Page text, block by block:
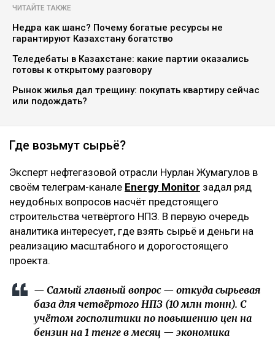
ЧИТАЙТЕ ТАКЖЕ
Недра как шанс? Почему богатые ресурсы не
гарантируют Казахстану богатство
Теледебаты в Казахстане: какие партии оказались
готовы к открытому разговору
Рынок жилья дал трещину: покупать квартиру сейчас
или подождать?
Где возьмут сырьё?
Эксперт нефтегазовой отрасли Нурлан Жумагулов в
своём телеграм-канале Energy Monitor задал ряд
неудобных вопросов насчёт предстоящего
строительства четвёртого НПЗ. В первую очередь
аналитика интересует, где взять сырьё и деньги на
реализацию масштабного и дорогостоящего
проекта.
— Самый главный вопрос — откуда сырьевая
база для четвёртого НПЗ (10 млн тонн). С
учётом госполитики по повышению цен на
бензин на 1 тенге в месяц — экономика